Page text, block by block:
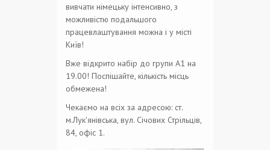
вивчати німецьку інтенсивно, з
можливістю подальшого
працевлаштування можна і у місті
Київ!
Вже відкрито набір до групи А1 на
19.00! Поспішайте, кількість місць
обмежена!
Чекаємо на всіх за адресою: ст.
м.Лук'янівська, вул. Січових Стрільців,
84, офіс 1.